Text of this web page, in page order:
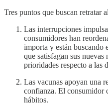
Tres puntos que buscan retratar
Las interrupciones
consumidores han
importa y están buscando
que satisfagan sus nuevas
prioridades respecto a las
Las vacunas apoyan una
confianza. El consumidor
hábitos.